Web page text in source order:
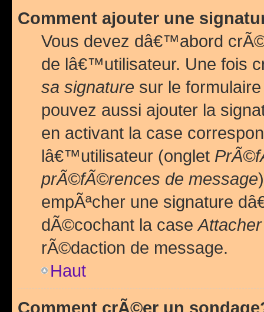
Comment ajouter une
Vous devez dâ€™abord
de lâ€™utilisateur. Une fois
sa signature sur le
pouvez aussi ajouter la
en activant la case
lâ€™utilisateur (onglet
prÃ©fÃ©rences de message
empÃªcher une signature
dÃ©cochant la case
rÃ©daction de message.
Haut
Comment crÃ©er un